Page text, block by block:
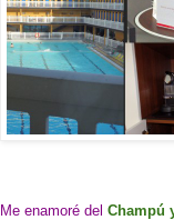
Me enamoré del Champú